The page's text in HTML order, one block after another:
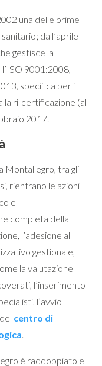
una delle prime
dall’aprile
gestisce la
9001:2008,
specifica per i
la ri-certificazione (al
2017.
Montallegro, tra gli
rientrano le azioni
e
completa della
l’adesione al
gestionale,
la valutazione
l’inserimento
l’avvio
centro di
.
è raddoppiato e